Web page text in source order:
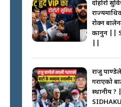
दोहोरो
रोक्न
कानुन ||
राजु
गराएको
स्थानीय ?